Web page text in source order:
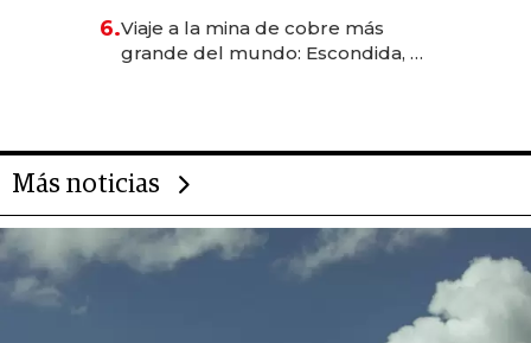
6.Viaje a la mina de cobre más
grande del mundo: Escondida, el
Más noticias